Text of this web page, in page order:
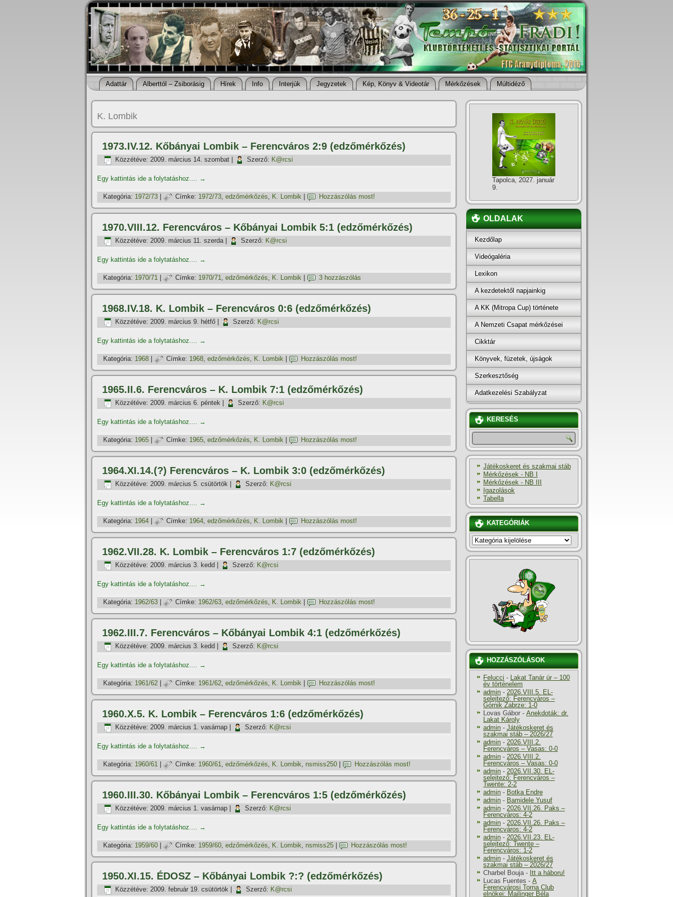
Adattár Alberttól – Zsiborásig Hí­rek Info Interjúk Jegyzetek Kép, Könyv & Videotár Mérkőzések Múltidéző
K. Lombik
1973.IV.12. Kőbányai Lombik – Ferencváros 2:9 (edzőmérkőzés)
Közzétéve: 2009. március 14. szombat Szerző: K@rcsi
Egy kattintás ide a folytatáshoz.... →
Kategória: 1972/73 Címke: 1972/73, edzőmérkőzés, K. Lombik Hozzászólás most!
1970.VIII.12. Ferencváros – Kőbányai Lombik 5:1 (edzőmérkőzés)
Közzétéve: 2009. március 11. szerda| Szerző: K@rcsi
Egy kattintás ide a folytatáshoz.... →
Kategória: 1970/71 Címke: 1970/71, edzőmérkőzés, K. Lombik 3 hozzászólás
1968.IV.18. K. Lombik – Ferencváros 0:6 (edzőmérkőzés)
Közzétéve: 2009. március 9. hétfő Szerző: K@rcsi
Egy kattintás ide a folytatáshoz.... →
Kategória: 1968 Címke: 1968, edzőmérkőzés, K. Lombik Hozzászólás most!
1965.II.6. Ferencváros – K. Lombik 7:1 (edzőmérkőzés)
Közzétéve: 2009. március 6. péntek Szerző: K@rcsi
Egy kattintás ide a folytatáshoz.... →
Kategória: 1965 Címke: 1965, edzőmérkőzés, K. Lombik Hozzászólás most!
1964.XI.14.(?) Ferencváros – K. Lombik 3:0 (edzőmérkőzés)
Közzétéve: 2009. március 5. csütörtök Szerző: K@rcsi
Egy kattintás ide a folytatáshoz.... →
Kategória: 1964 Címke: 1964, edzőmérkőzés, K. Lombik Hozzászólás most!
1962.VII.28. K. Lombik – Ferencváros 1:7 (edzőmérkőzés)
Közzétéve: 2009. március 3. kedd Szerző: K@rcsi
Egy kattintás ide a folytatáshoz.... →
Kategória: 1962/63 Címke: 1962/63, edzőmérkőzés, K. Lombik Hozzászólás most!
1962.III.7. Ferencváros – Kőbányai Lombik 4:1 (edzőmérkőzés)
Közzétéve: 2009. március 3. kedd Szerző: K@rcsi
Egy kattintás ide a folytatáshoz.... →
Kategória: 1961/62 Címke: 1961/62, edzőmérkőzés, K. Lombik Hozzászólás most!
1960.X.5. K. Lombik – Ferencváros 1:6 (edzőmérkőzés)
Közzétéve: 2009. március 1. vasárnap Szerző: K@rcsi
Egy kattintás ide a folytatáshoz.... →
Kategória: 1960/61 Címke: 1960/61, edzőmérkőzés, K. Lombik, nsmiss250 Hozzászólás most!
1960.III.30. Kőbányai Lombik – Ferencváros 1:5 (edzőmérkőzés)
Közzétéve: 2009. március 1. vasárnap Szerző: K@rcsi
Egy kattintás ide a folytatáshoz.... →
Kategória: 1959/60 Címke: 1959/60, edzőmérkőzés, K. Lombik, nsmiss25 Hozzászólás most!
1950.XI.15. ÉDOSZ – Kőbányai Lombik ?:? (edzőmérkőzés)
Közzétéve: 2009. február 19. csütörtök Szerző: K@rcsi
Tapolca, 2027. január
9.
OLDALAK
Kezdőlap
Videógaléria
Lexikon
A kezdetektől napjainkig
A KK (Mitropa Cup) története
A Nemzeti Csapat mérkőzései
Cikktár
Könyvek, füzetek, újságok
Szerkesztőség
Adatkezelési Szabályzat
KERESÉS
Játékoskeret és szakmai stáb
Mérkőzések - NB I
Mérkőzések - NB III
Igazolások
Tabella
KATEGÓRIÁK
KATEGÓRIÁK
HOZZÁSZÓLÁSOK
Felucci - Lakat Tanár úr – 100
év történelem
admin - 2026.VIII.5. EL-
selejtező: Ferencváros –
Górnik Zabrze: 1-0
Lovas Gábor - Anekdoták: dr.
Lakat Károly
admin - Játékoskeret és
szakmai stáb – 2026/27
admin - 2026.VIII.2.
Ferencváros – Vasas: 0-0
admin - 2026.VIII.2.
Ferencváros – Vasas: 0-0
admin - 2026.VII.30. EL-
selejtező: Ferencváros –
Twente: 2-2
admin - Botka Endre
admin - Bamidele Yusuf
admin - 2026.VII.26. Paks –
Ferencváros: 4-2
admin - 2026.VII.26. Paks –
Ferencváros: 4-2
admin - 2026.VII.23. EL-
selejtező: Twente –
Ferencváros: 1-2
admin - Játékoskeret és
szakmai stáb – 2026/27
Charbel Bouja- Itt a háboru!
Lucas Fuentes - A
Ferencvárosi Torna Club
elnökei: Mailinger Béla